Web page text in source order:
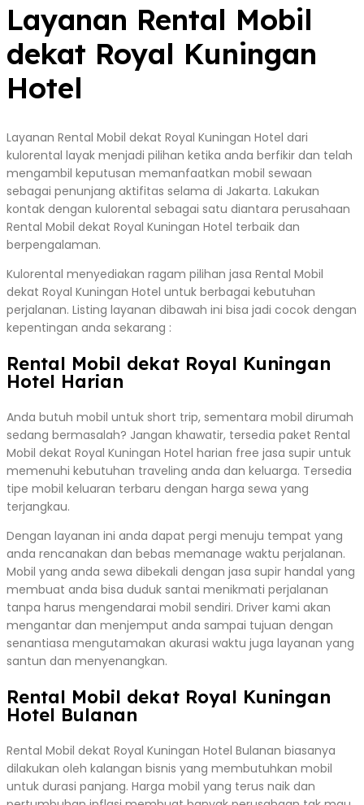
Layanan Rental Mobil
dekat Royal Kuningan
Hotel
Layanan Rental Mobil dekat Royal Kuningan Hotel dari
kulorental layak menjadi pilihan ketika anda berfikir dan telah
mengambil keputusan memanfaatkan mobil sewaan
sebagai penunjang aktifitas selama di Jakarta. Lakukan
kontak dengan kulorental sebagai satu diantara perusahaan
Rental Mobil dekat Royal Kuningan Hotel terbaik dan
berpengalaman.
Kulorental menyediakan ragam pilihan jasa Rental Mobil
dekat Royal Kuningan Hotel untuk berbagai kebutuhan
perjalanan. Listing layanan dibawah ini bisa jadi cocok dengan
kepentingan anda sekarang :
Rental Mobil dekat Royal Kuningan
Hotel Harian
Anda butuh mobil untuk short trip, sementara mobil dirumah
sedang bermasalah? Jangan khawatir, tersedia paket Rental
Mobil dekat Royal Kuningan Hotel harian free jasa supir untuk
memenuhi kebutuhan traveling anda dan keluarga. Tersedia
tipe mobil keluaran terbaru dengan harga sewa yang
terjangkau.
Dengan layanan ini anda dapat pergi menuju tempat yang
anda rencanakan dan bebas memanage waktu perjalanan.
Mobil yang anda sewa dibekali dengan jasa supir handal yang
membuat anda bisa duduk santai menikmati perjalanan
tanpa harus mengendarai mobil sendiri. Driver kami akan
mengantar dan menjemput anda sampai tujuan dengan
senantiasa mengutamakan akurasi waktu juga layanan yang
santun dan menyenangkan.
Rental Mobil dekat Royal Kuningan
Hotel Bulanan
Rental Mobil dekat Royal Kuningan Hotel Bulanan biasanya
dilakukan oleh kalangan bisnis yang membutuhkan mobil
untuk durasi panjang. Harga mobil yang terus naik dan